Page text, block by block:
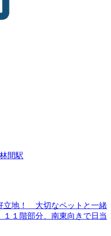
間駅
立地！ 大切なペットと一緒
１階部分、南東向きで日当